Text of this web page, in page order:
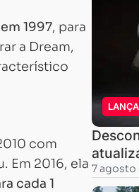
1997, para
a Dream,
com
Em 2016, ela
cada 1
7 agosto